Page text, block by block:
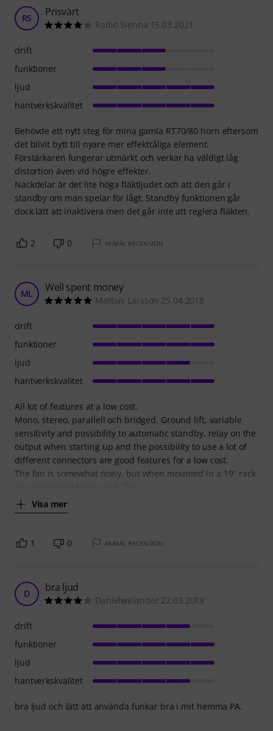
RS Prisvärt
Radio Sienna 15.03.2021
Behövde ett nytt steg för mina gamla RT70/80 horn eftersom
det blivit bytt till nyare mer effekttåliga element.
Förstärkaren fungerar utmärkt och verkar ha väldigt låg
distortion även vid högre effekter.
Nackdelar är det lite höga fläktljudet och att den går i
standby om man spelar för lågt. Standby funktionen går
dock lätt att inaktivera men det går inte att reglera fläkten.
drift
funktioner
ljud
hantverkskvalitet
2 0 ANMÄL RECENSION
ML Well spent money
Mattias Larsson 25.04.2018
All lot of features at a low cost.
Mono, stereo, parallell och bridged, Ground lift, variable
sensitivity and possibility to automatic standby, relay on the
output when starting up and the possibility to use a lot of
different connectors are good features for a low cost.
The fan is somewhat noisy, but when mounted in a 19" rack
Visa mer
drift
funktioner
ljud
hantverkskvalitet
1 0 ANMÄL RECENSION
D bra ljud
Danielwelander 22.03.2019
bra ljud och lätt att använda funkar bra i mit hemma PA.
drift
funktioner
ljud
hantverkskvalitet